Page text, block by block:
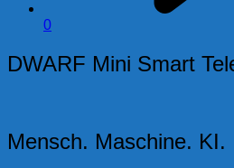
0
DWARF Mini Smart
Mensch. Maschine. KI.